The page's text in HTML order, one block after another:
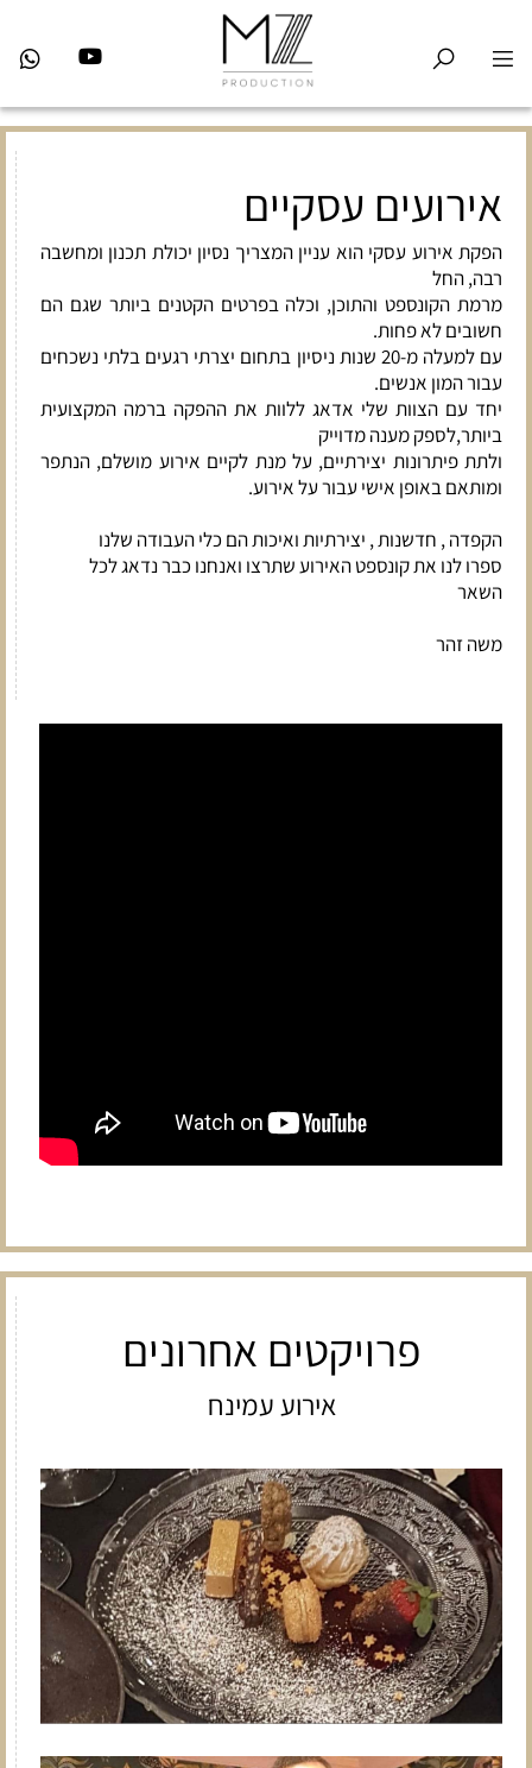
אירועים עסקיים
הפקת אירוע עסקי הוא עניין המצריך נסיון יכולת תכנון ומחשבה
רבה, החל
מרמת הקונספט והתוכן, וכלה בפרטים הקטנים ביותר שגם הם
חשובים לא פחות.
עם למעלה מ-20 שנות ניסיון בתחום יצרתי רגעים בלתי נשכחים
עבור המון אנשים.
יחד עם הצוות שלי אדאג ללוות את ההפקה ברמה המקצועית
ביותר,לספק מענה מדוייק
ולתת פיתרונות יצירתיים, על מנת לקיים אירוע מושלם, הנתפר
ומותאם באופן אישי עבור על אירוע.
הקפדה , חדשנות , יצירתיות ואיכות הם כלי העבודה שלנו
ספרו לנו את קונספט האירוע שתרצו ואנחנו כבר נדאג לכל
השאר
משה זהר
פרויקטים אחרונים
אירוע עמינח